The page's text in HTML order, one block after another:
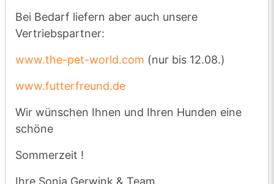
Freitag, dem 23. August 26
Dienstag, dem 28. 07. eingehen
werden noch vor unserem Urlaub
versendet.
Wir bitten dieses für Ihre rechtzeitige
Bestellung zu beachten.
Bei Bedarf liefern aber auch unsere
Bei Bedarf liefern aber auch unsere
Vertriebspartner:
www.the-pet-world.com (nur bis 12.08.)
www.futterfreund.de
Wir wünschen Ihnen und Ihren Hunden eine
schöne
Sommerzeit !
Ihre Sonja Gerwink & Team